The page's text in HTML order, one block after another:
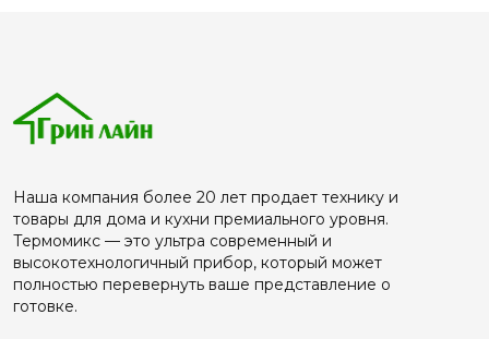
Наша компания более 20 лет продает технику и
товары для дома и кухни премиального уровня.
Термомикс — это ультра современный и
высокотехнологичный прибор, который может
полностью перевернуть ваше представление о
готовке.